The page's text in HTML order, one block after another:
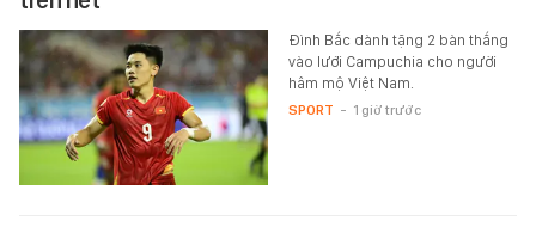
Đình Bắc dành tặng 2 bàn thắng
vào lưới Campuchia cho người
hâm mộ Việt Nam.
SPORT - 1 giờ trước